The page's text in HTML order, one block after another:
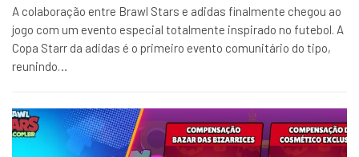
A colaboração entre Brawl Stars e adidas finalmente chegou ao
jogo com um evento especial totalmente inspirado no futebol. A
Copa Starr da adidas é o primeiro evento comunitário do tipo,
reunindo…